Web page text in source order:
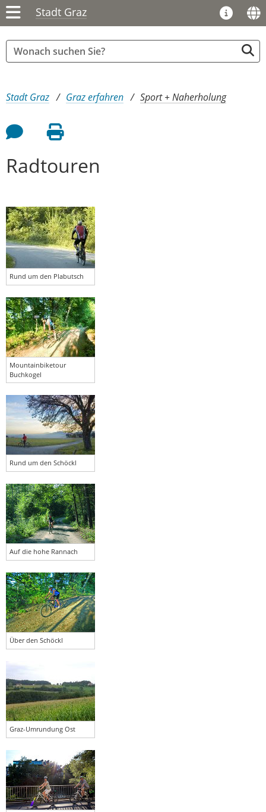
Stadt Graz
Sie sind hier:
Stadt Graz Graz erfahren Sport + Naherholung
Feedback an Autor
Seite drucken
Radtouren
Rund um den Plabutsch
Mountainbiketour
Buchkogel
Rund um den Schöckl
Auf die hohe Rannach
Über den Schöckl
Graz-Umrundung Ost